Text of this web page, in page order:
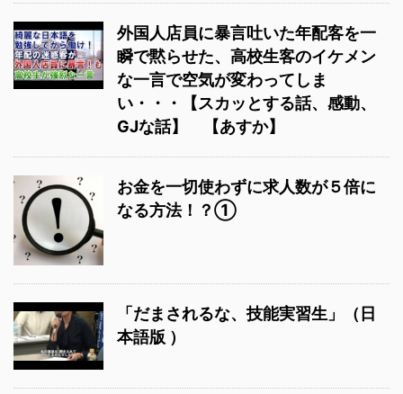
外国人店員に暴言吐いた年配客を一
瞬で黙らせた、高校生客のイケメン
な一言で空気が変わってしま
い・・・【スカッとする話、感動、
GJな話】 【あすか】
お金を一切使わずに求人数が５倍に
なる方法！？①
「だまされるな、技能実習生」（日
本語版 ）